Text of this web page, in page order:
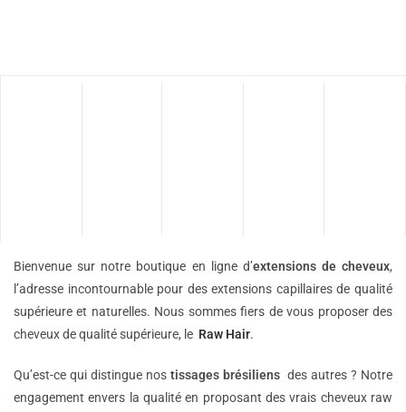
Bienvenue sur notre boutique en ligne d’extensions decheveux,
l’adresse incontournable pour des extensions capillaires de qualité
supérieure et naturelles. Nous sommes fiers de vous proposer des
cheveux de qualité supérieure, le Raw Hair.
Qu’est-ce qui distingue nos tissages brésiliens des autres ? Notre
engagement envers la qualité en proposant des vrais cheveux raw